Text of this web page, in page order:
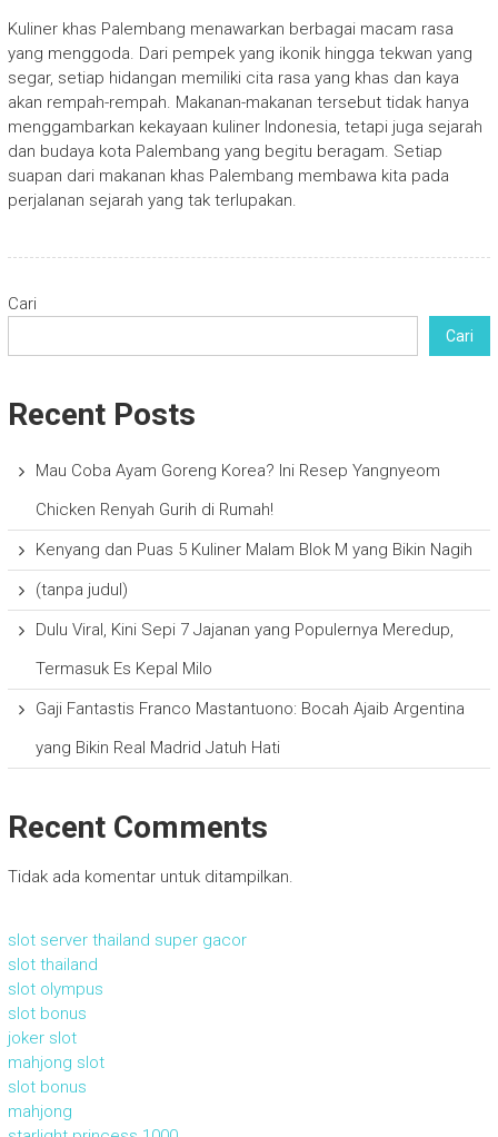
Kuliner khas Palembang menawarkan berbagai macam rasa
yang menggoda. Dari pempek yang ikonik hingga tekwan yang
segar, setiap hidangan memiliki cita rasa yang khas dan kaya
akan rempah-rempah. Makanan-makanan tersebut tidak hanya
menggambarkan kekayaan kuliner Indonesia, tetapi juga sejarah
dan budaya kota Palembang yang begitu beragam. Setiap
suapan dari makanan khas Palembang membawa kita pada
perjalanan sejarah yang tak terlupakan.
Cari
Cari
Recent Posts
Mau Coba Ayam Goreng Korea? Ini Resep Yangnyeom
Chicken Renyah Gurih di Rumah!
Kenyang dan Puas 5 Kuliner Malam Blok M yang Bikin Nagih
(tanpa judul)
Dulu Viral, Kini Sepi 7 Jajanan yang Populernya Meredup,
Termasuk Es Kepal Milo
Gaji Fantastis Franco Mastantuono: Bocah Ajaib Argentina
yang Bikin Real Madrid Jatuh Hati
Recent Comments
Tidak ada komentar untuk ditampilkan.
slot server thailand super gacor
slot thailand
slot olympus
slot bonus
joker slot
mahjong slot
slot bonus
mahjong